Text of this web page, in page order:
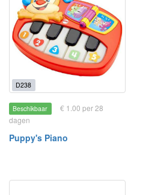
D238
Beschikbaar
€ 1.00 per 28
dagen
Puppy's Piano